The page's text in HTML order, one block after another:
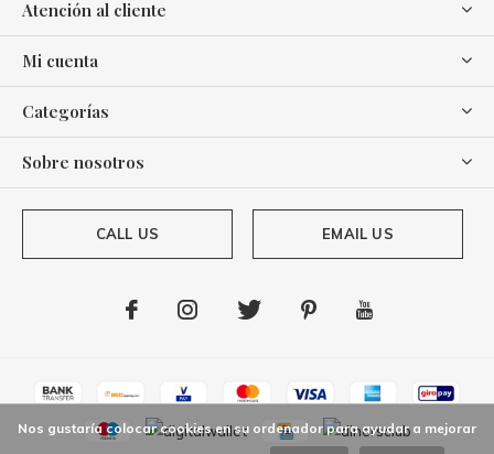
Atención al cliente
Mi cuenta
Categorías
Sobre nosotros
CALL US EMAIL US
Nos gustaría colocar cookies en su ordenador para ayudar a mejorar